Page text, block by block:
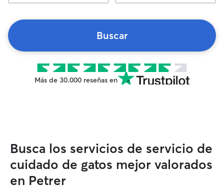
Buscar
Más de 30.000 reseñas en
Busca los servicios de servicio de
cuidado de gatos mejor valorados
en Petrer